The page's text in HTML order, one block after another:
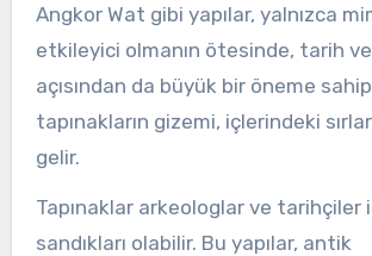
Angkor Wat gibi yapılar, yalnızca
etkileyici olmanın ötesinde, tarih
açısından da büyük bir öneme
tapınakların gizemi, içlerindeki
gelir.
Tapınaklar arkeologlar ve tarihçiler
sandıkları olabilir. Bu yapılar, antik